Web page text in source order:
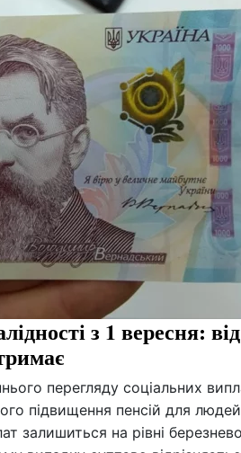
з 1 вересня:
перегляду соціальних
підвищення пенсій для
залишиться на рівні